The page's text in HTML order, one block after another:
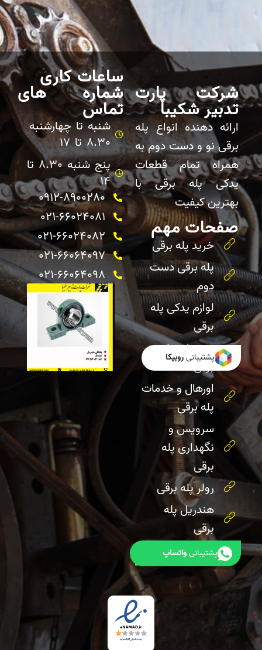
شرکت پارت
تدبیر شکیبا
ارائه دهنده انواع پله
برقی نو و دست دوم به
همراه تمام قطعات
یدکی پله برقی با
بهترین کیفیت
صفحات مهم
خرید پله برقی
پله برقی دست
دوم
لوازم یدکی پله
برقی
تعمیرات پله
برقی
اورهال و خدمات
پله برقی
سرویس و
نگهداری پله
برقی
رولر پله برقی
هندریل پله
برقی
ساعات کاری
شنبه تا چهارشنبه
8.30 تا 17
پنج شنبه 8.30 تا
14
شماره های
تماس
0912-8900280
021-66024081
021-66024082 ​
021-66064097
021-66064098
پشتیبانیروبیکا
پشتیبانیواتساپ